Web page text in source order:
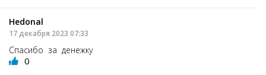
Hedonal
17 декабря 2023 07:33
Спасибо за денежку
0